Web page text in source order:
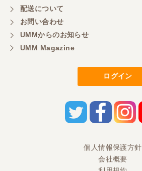
配送について
お問い合わせ
UMMからのお知らせ
UMM Magazine
ログイン
個人情報保護方針
会社概要